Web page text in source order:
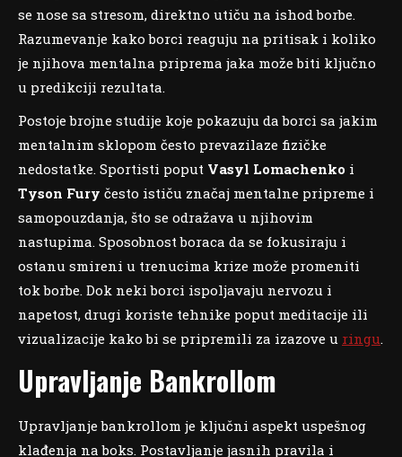
se nose sa stresom, direktno utiču na ishod borbe.
Razumevanje kako borci reaguju na pritisak i koliko
je njihova mentalna priprema jaka može biti ključno
u predikciji rezultata.
Postoje brojne studije koje pokazuju da borci sa jakim
mentalnim sklopom često prevazilaze fizičke
nedostatke. Sportisti poput Vasyl Lomachenko i
Tyson Fury često ističu značaj mentalne pripreme i
samopouzdanja, što se odražava u njihovim
nastupima. Sposobnost boraca da se fokusiraju i
ostanu smireni u trenucima krize može promeniti
tok borbe. Dok neki borci ispoljavaju nervozu i
napetost, drugi koriste tehnike poput meditacije ili
vizualizacije kako bi se pripremili za izazove u ringu.
Upravljanje Bankrollom
Upravljanje bankrollom je ključni aspekt uspešnog
klađenja na boks. Postavljanje jasnih pravila i